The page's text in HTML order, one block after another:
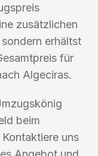
zusätzlichen
erhältst
für
Algeciras.
beim
uns